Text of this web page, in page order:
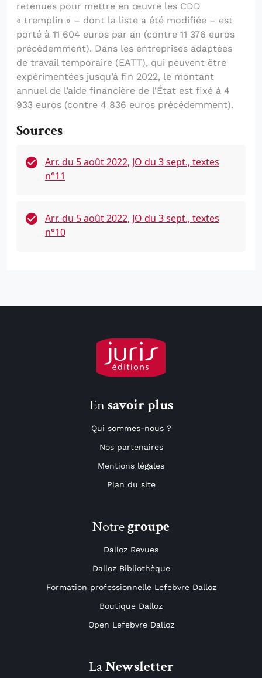
retenues pour mettre en œuvre les CDD
« tremplin » – dont la liste a été modifiée – est
porté à 11 604 euros par an (contre 11 376 euros
précédemment). Dans les entreprises adaptées
de travail temporaire (EATT), qui peuvent être
expérimentées jusqu’à fin 2022, le montant
annuel de l’aide financière de l’État est fixé à 4
933 euros (contre 4 836 euros précédemment).
Sources
Arr. du 5 août 2022, JO du 3 sept., textes
n°11
Arr. du 5 août 2022, JO du 3 sept., textes
n°10
Ensavoir plus
Qui sommes-nous ?
Nos partenaires
Mentions légales
Plan du site
Notregroupe
Dalloz Revues
Dalloz Bibliothèque
Formation professionnelle Lefebvre Dalloz
Boutique Dalloz
Open Lefebvre Dalloz
LaNewsletter